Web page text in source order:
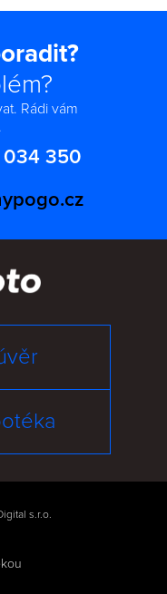
Rádi vám
350
s.r.o.